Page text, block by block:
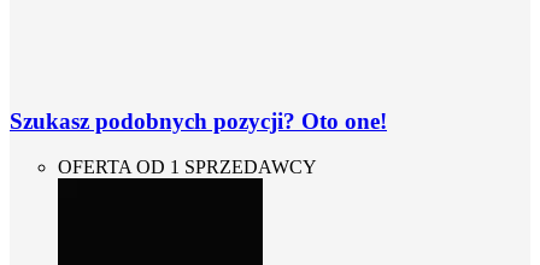
Szukasz podobnych pozycji? Oto one!
OFERTA OD 1 SPRZEDAWCY